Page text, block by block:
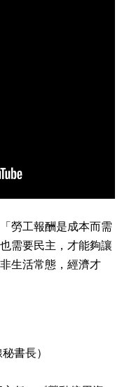
勞工報酬是成本而需
需要民主，才能夠讓
生活常態，經濟才
書長）